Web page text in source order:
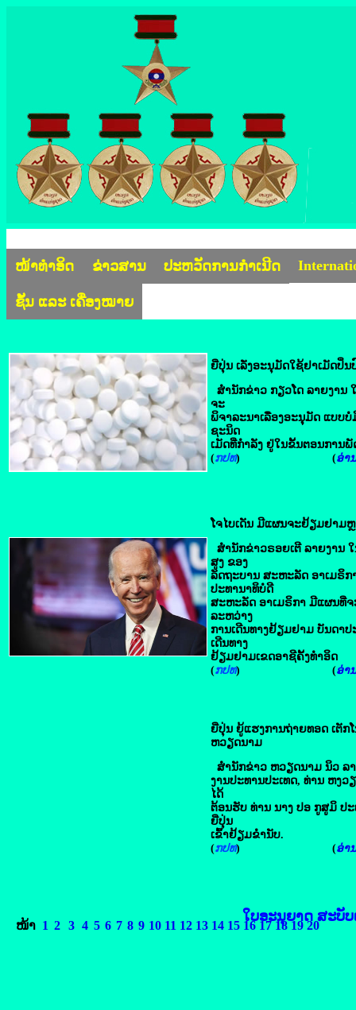
ໜ້າທຳອິດ ຂ່າວສານ ປະຫວັດການກຳເນີດ
ຊັ້ນ ແລະ ເຄື່ອງໝາຍ
ຍີ່ປຸ່ນ ​ເລັ່ງອະນຸມັດ​ໃຊ້​ຢາ​ເມັດປິ່ນ
ສໍານັກຂ່າວ ກຽວໂດ ລາຍງານ
ຈະ
ພິຈາລະນາເລື່ອງອະນຸຸມັດ ແບບບໍ່
ຊະນິດ
ເມັດທີ່ກໍາລັງ ຢູ່ໃນຂັ້ນຕອນການ
(ກປທ) (ອ່າ
ໂຈໄບເດັນ ມີ​ແຜນ​ຈະ​ຢ້ຽມຢາມ
ສໍານັກຂ່າວຣອຍເຕີ ລາຍງານ
ສູງ ຂອງ
ລັດຖະບານ ສະຫະລັດ ອາເມຣິກ
ປະທານາທິບໍດີ
ສະຫະລັດ ອາເມຣິກາ ມີແຜນທີ່ຈ
ລະຫວ່າງ
ການເດີນທາງຢ້ຽມຢາມ ບັນດາປ
ເດີນທາງ
ຢ້ຽມຢາມເຂດອາຊີຄັ້ງທໍາອິດ
(ກປທ) (ອ່າ
ຍີ່ປຸ່ນ ຍູ້ແຮງ​ການ​ຖ່າຍ​ທອດ ​ເ​ຕັ
ຫວຽດນາມ
ສຳນັກຂ່າວ ຫວຽດນາມ ນິວ ລ
ງານປະທານປະເທດ, ທ່ານ ຫງ
ໄດ້
ຕ້ອນຮັບ ທ່ານ ນາງ ປອ ກູສູມິ ປ
ຍີ່ປຸ່ນ​
ເຂົ້າຢ້ຽມຂໍ່ານັບ.
(ກປທ) (ອ່າ
ໜ້າ 1 2 3 4 5 6 7 8 9 10 11 12 13 14 15 16 17 18 19 20
ໃບອະນຸຍາດ ສະບັ